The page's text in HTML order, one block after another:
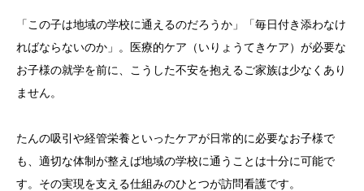
「この子は地域の学校に通えるのだろうか」「毎日付き添わなけ
ればならないのか」。医療的ケア（いりょうてきケア）が必要な
お子様の就学を前に、こうした不安を抱えるご家族は少なくあり
ません。
たんの吸引や経管栄養といったケアが日常的に必要なお子様で
も、適切な体制が整えば地域の学校に通うことは十分に可能で
す。その実現を支える仕組みのひとつが訪問看護です。